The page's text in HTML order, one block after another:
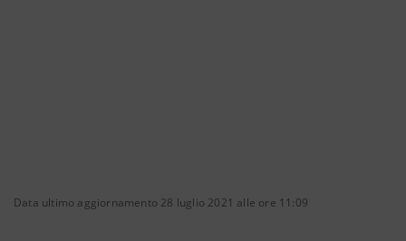
Data ultimo aggiornamento 28 luglio 2021 alle ore 11:09